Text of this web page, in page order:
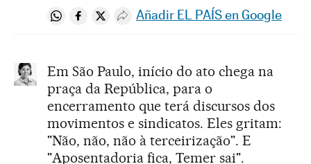
Compartir en Whatsapp
Compartir en Facebook
Compartir en Twitter
Desplegar Redes Sociales
Añadir EL PAÍS en Google
Em São Paulo, início do ato chega na
praça da República, para o
encerramento que terá discursos dos
movimentos e sindicatos. Eles gritam:
"Não, não, não à terceirização". E
"Aposentadoria fica, Temer sai".